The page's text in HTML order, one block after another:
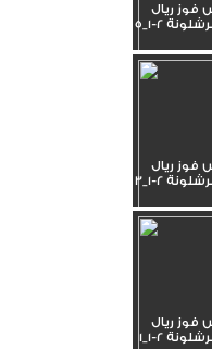
فوز ريال
2-1_5
فوز ريال
2-1_3
فوز ريال
2-1_1